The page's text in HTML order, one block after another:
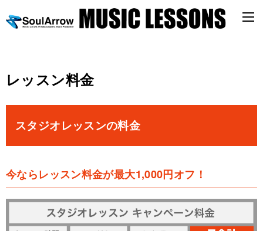
レッスン料金
スタジオレッスンの料金
今ならレッスン料金が最大1,000円オフ！